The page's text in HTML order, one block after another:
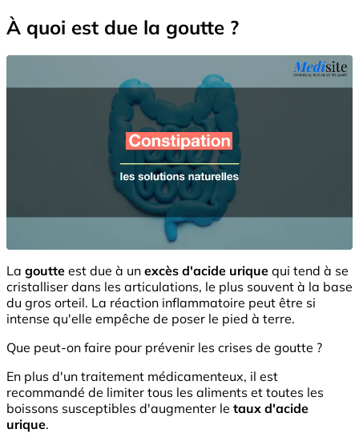
À quoi est due la goutte ?
La goutte est due à un excès d'acide urique qui tend à se
cristalliser dans les articulations, le plus souvent à la base
du gros orteil. La réaction inflammatoire peut être si
intense qu'elle empêche de poser le pied à terre.
Que peut-on faire pour prévenir les crises de goutte ?
En plus d'un traitement médicamenteux, il est
recommandé de limiter tous les aliments et toutes les
boissons susceptibles d'augmenter le taux d'acide
urique.